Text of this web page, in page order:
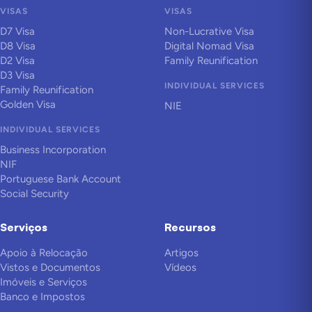
VISAS
D7 Visa
D8 Visa
D2 Visa
D3 Visa
Family Reunification
Golden Visa
INDIVIDUAL SERVICES
Business Incorporation
NIF
Portuguese Bank Account
Social Security
VISAS
Non-Lucrative Visa
Digital Nomad Visa
Family Reunification
INDIVIDUAL SERVICES
NIE
Serviços
Apoio à Relocação
Vistos e Documentos
Imóveis e Serviços
Banco e Impostos
Recursos
Artigos
Vídeos